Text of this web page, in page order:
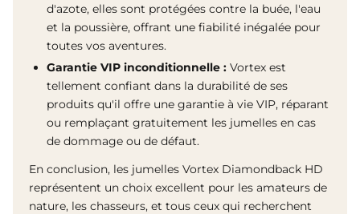
d'azote, elles sont protégées contre la buée, l'eau
et la poussière, offrant une fiabilité inégalée pour
toutes vos aventures.
Garantie VIP inconditionnelle : Vortex est
tellement confiant dans la durabilité de ses
produits qu'il offre une garantie à vie VIP, réparant
ou remplaçant gratuitement les jumelles en cas
de dommage ou de défaut.
En conclusion, les jumelles Vortex Diamondback HD
représentent un choix excellent pour les amateurs de
nature, les chasseurs, et tous ceux qui recherchent